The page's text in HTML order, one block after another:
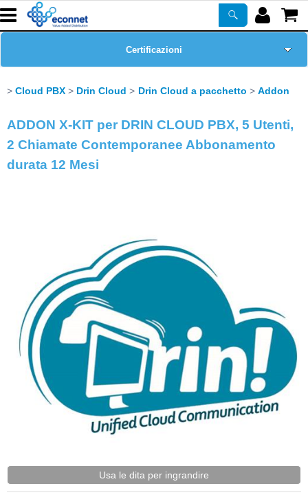
Chi siamo
Certificazioni
Newsletter
Cloud PBX Drin Cloud Drin Cloud a pacchetto Addon
ADDON X-KIT per DRIN CLOUD PBX, 5 Utenti,
2 Chiamate Contemporanee Abbonamento
durata 12 Mesi
Usa le dita per ingrandire